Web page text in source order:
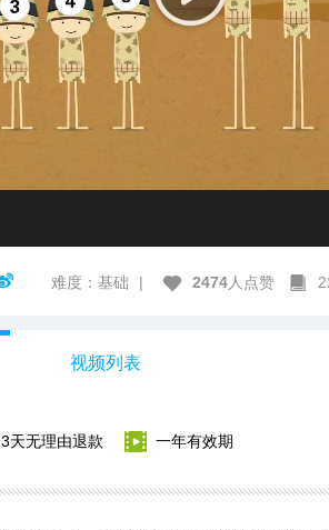
难度：基础 | 2474人点赞
视频列表
3天无理由退款 一年有效期